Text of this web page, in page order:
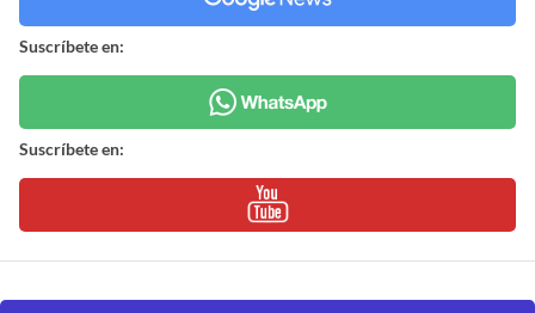
Suscríbete en:
Suscríbete en: